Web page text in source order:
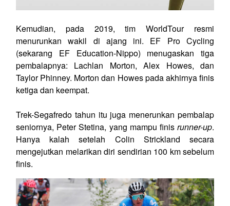
Kemudian, pada 2019, tim WorldTour resmi
menurunkan wakil di ajang ini. EF Pro Cycling
(sekarang EF Education-Nippo) menugaskan tiga
pembalapnya: Lachlan Morton, Alex Howes, dan
Taylor Phinney. Morton dan Howes pada akhirnya finis
ketiga dan keempat.
Trek-Segafredo tahun itu juga menerunkan pembalap
seniornya, Peter Stetina, yang mampu finis runner-up.
Hanya kalah setelah Colin Strickland secara
mengejutkan melarikan diri sendirian 100 km sebelum
finis.